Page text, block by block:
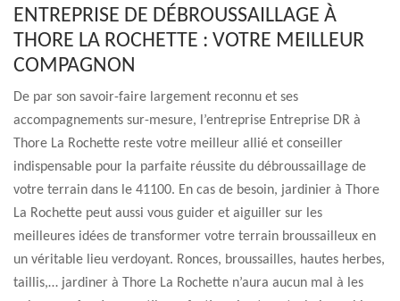
ENTREPRISE DE DÉBROUSSAILLAGE À
THORE LA ROCHETTE : VOTRE MEILLEUR
COMPAGNON
De par son savoir-faire largement reconnu et ses
accompagnements sur-mesure, l’entreprise Entreprise DR à
Thore La Rochette reste votre meilleur allié et conseiller
indispensable pour la parfaite réussite du débroussaillage de
votre terrain dans le 41100. En cas de besoin, jardinier à Thore
La Rochette peut aussi vous guider et aiguiller sur les
meilleures idées de transformer votre terrain broussailleux en
un véritable lieu verdoyant. Ronces, broussailles, hautes herbes,
taillis,… jardiner à Thore La Rochette n’aura aucun mal à les